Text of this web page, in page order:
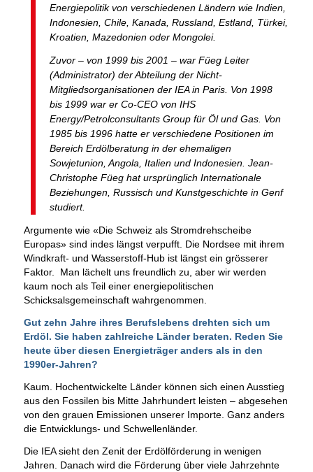
Energiepolitik von verschiedenen Ländern wie Indien,
Indonesien, Chile, Kanada, Russland, Estland, Türkei,
Kroatien, Mazedonien oder Mongolei.
Zuvor – von 1999 bis 2001 – war Füeg Leiter
(Administrator) der Abteilung der Nicht-
Mitgliedsorganisationen der IEA in Paris. Von 1998
bis 1999 war er Co-CEO von IHS
Energy/Petrolconsultants Group für Öl und Gas. Von
1985 bis 1996 hatte er verschiedene Positionen im
Bereich Erdölberatung in der ehemaligen
Sowjetunion, Angola, Italien und Indonesien. Jean-
Christophe Füeg hat ursprünglich Internationale
Beziehungen, Russisch und Kunstgeschichte in Genf
studiert.
Argumente wie «Die Schweiz als Stromdrehscheibe
Europas» sind indes längst verpufft. Die Nordsee mit ihrem
Windkraft- und Wasserstoff-Hub ist längst ein grösserer
Faktor. Man lächelt uns freundlich zu, aber wir werden
kaum noch als Teil einer energiepolitischen
Schicksalsgemeinschaft wahrgenommen.
Gut zehn Jahre ihres Berufslebens drehten sich um
Erdöl. Sie haben zahlreiche Länder beraten. Reden Sie
heute über diesen Energieträger anders als in den
1990er-Jahren?
Kaum. Hochentwickelte Länder können sich einen Ausstieg
aus den Fossilen bis Mitte Jahrhundert leisten – abgesehen
von den grauen Emissionen unserer Importe. Ganz anders
die Entwicklungs- und Schwellenländer.
Die IEA sieht den Zenit der Erdölförderung in wenigen
Jahren. Danach wird die Förderung über viele Jahrzehnte